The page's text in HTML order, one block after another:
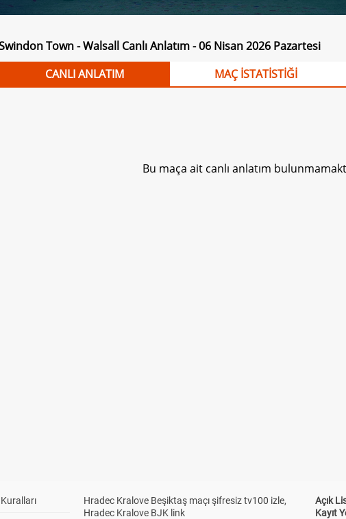
Town - Walsall Canlı Anlatım - 06 Nisan 2026 Pazartesi
CANLI ANLATIM
MAÇ İSTATİSTİĞİ
Bu maça ait canlı anlatım
Hradec Kralove Beşiktaş maçı şifresiz tv100 izle,
Hradec Kralove BJK link
Açık
Kayıt